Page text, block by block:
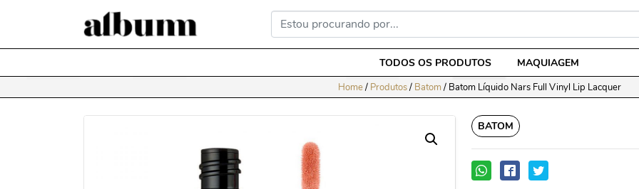
TODOS OS PRODUTOS MAQUIAGEM
Home/ Produtos/ Batom / Batom Líquido Nars Full Vinyl Lip Lacquer
BATOM